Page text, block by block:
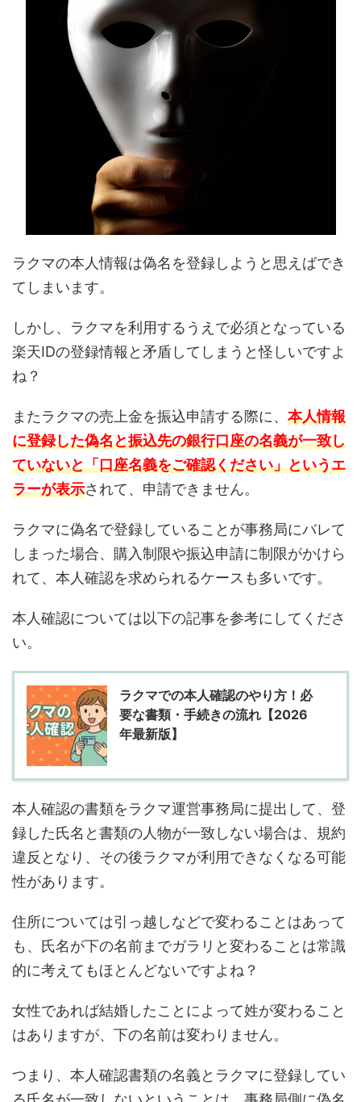
ラクマの本人情報は偽名を登録しようと思えばでき
てしまいます。
しかし、ラクマを利用するうえで必須となっている
楽天IDの登録情報と矛盾してしまうと怪しいですよ
ね？
またラクマの売上金を振込申請する際に、 本人情報
に登録した偽名と振込先の銀行口座の名義が一致し
ていないと「口座名義をご確認ください」というエ
ラーが表示されて、申請できません。
ラクマに偽名で登録していることが事務局にバレて
しまった場合、購入制限や振込申請に制限がかけら
れて、本人確認を求められるケースも多いです。
本人確認については以下の記事を参考にしてくださ
い。
ラクマでの本人確認のやり方！必
要な書類・手続きの流れ【2026
年最新版】
本人確認の書類をラクマ運営事務局に提出して、登
録した氏名と書類の人物が一致しない場合は、規約
違反となり、その後ラクマが利用できなくなる可能
性があります。
住所については引っ越しなどで変わることはあって
も、氏名が下の名前までガラリと変わることは常識
的に考えてもほとんどないですよね？
女性であれば結婚したことによって姓が変わること
はありますが、下の名前は変わりません。
つまり、本人確認書類の名義とラクマに登録してい